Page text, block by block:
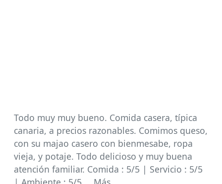
Todo muy muy bueno. Comida casera, típica
canaria, a precios razonables. Comimos queso,
con su majao casero con bienmesabe, ropa
vieja, y potaje. Todo delicioso y muy buena
atención familiar. Comida : 5/5 | Servicio : 5/5